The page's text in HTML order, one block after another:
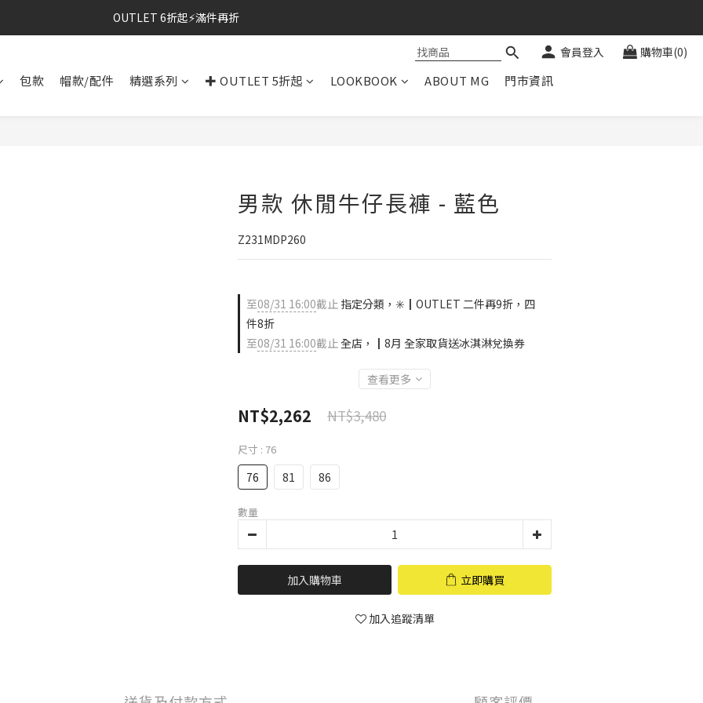
⚡春夏新品｜二件85折
OUTLET 6折起⚡滿件再折
會員登入 購物車(0)
包款 帽款/配件 精選系列 ✚ OUTLET 5折起 LOOKBOOK ABOUT MG 門市資訊
男款 休閒牛仔長褲 - 藍色
Z231MDP260
至08/31 16:00截止 指定分類，✳️┃OUTLET 二件再9折，四
件8折
至08/31 16:00截止全店，┃8月 全家取貨送冰淇淋兌換券
查看更多
NT$2,262 NT$3,480
尺寸 : 76
76 81 86
數量
加入購物車 立即購買
加入追蹤清單